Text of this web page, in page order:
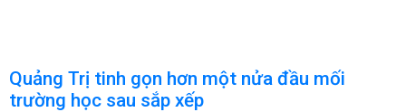
Quảng Trị tinh gọn hơn một nửa đầu mối
trường học sau sắp xếp